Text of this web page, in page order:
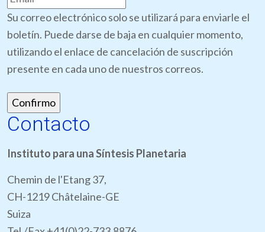
Su correo electrónico solo se utilizará para enviarle el
boletín. Puede darse de baja en cualquier momento,
utilizando el enlace de cancelación de suscripción
presente en cada uno de nuestros correos.
Contacto
Instituto para una Síntesis Planetaria
Chemin de l'Etang 37,
CH-1219 Châtelaine-GE
Suiza